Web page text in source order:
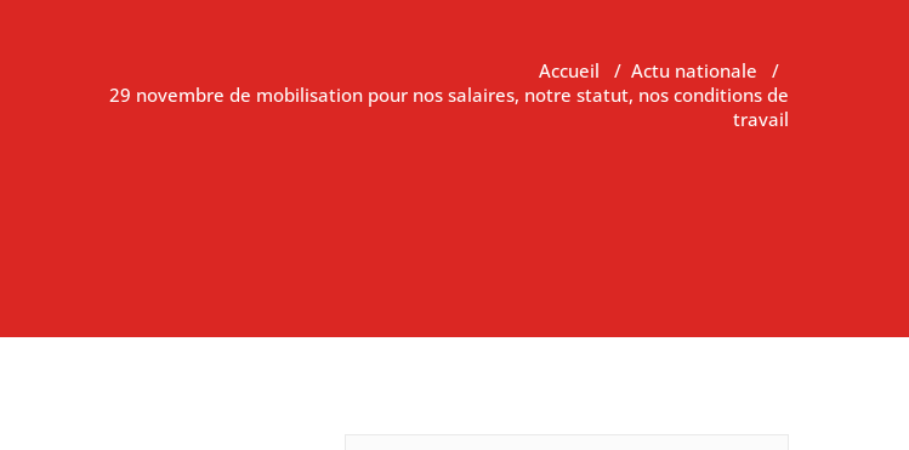
Accueil / Actu nationale /
29 novembre de mobilisation pour nos salaires, notre statut, nos conditions de
travail